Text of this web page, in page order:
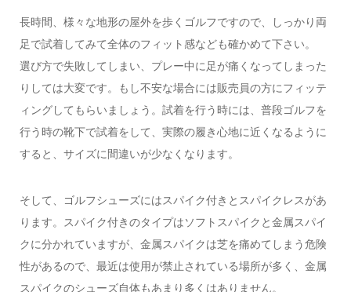
長時間、様々な地形の屋外を歩くゴルフですので、しっかり両
足で試着してみて全体のフィット感なども確かめて下さい。
選び方で失敗してしまい、プレー中に足が痛くなってしまった
りしては大変です。もし不安な場合には販売員の方にフィッテ
ィングしてもらいましょう。試着を行う時には、普段ゴルフを
行う時の靴下で試着をして、実際の履き心地に近くなるように
すると、サイズに間違いが少なくなります。
そして、ゴルフシューズにはスパイク付きとスパイクレスがあ
ります。スパイク付きのタイプはソフトスパイクと金属スパイ
クに分かれていますが、金属スパイクは芝を痛めてしまう危険
性があるので、最近は使用が禁止されている場所が多く、金属
スパイクのシューズ自体もあまり多くはありません。